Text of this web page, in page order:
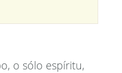
o sólo espíritu,